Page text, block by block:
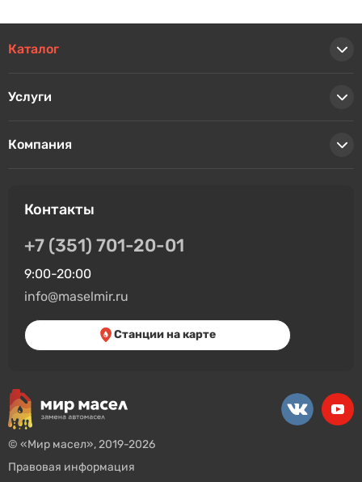
Каталог
Услуги
Компания
Контакты
+7 (351) 701-20-01
9:00-20:00
info@maselmir.ru
Станции на карте
© «Мир масел», 2019-2026
Правовая информация